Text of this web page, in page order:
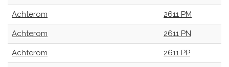
Achterom 2611 PM
Achterom 2611 PN
Achterom 2611 PP